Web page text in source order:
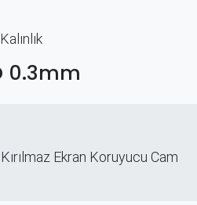
Kalınlık
0.3mm
Ekran Koruyucu Cam